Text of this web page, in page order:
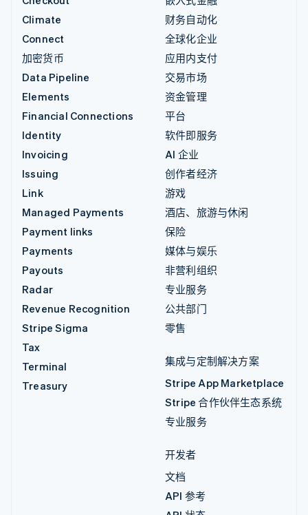
Climate
Connect
加密货币
Data Pipeline
Elements
Financial Connections
Identity
Invoicing
Issuing
Link
Managed Payments
Payment links
Payments
Payouts
Radar
Revenue Recognition
Stripe Sigma
Tax
Terminal
Treasury
财务自动化
全球化企业
应用内支付
交易市场
资金管理
平台
软件即服务
AI 企业
创作者经济
游戏
酒店、旅游与休闲
保险
媒体与娱乐
非营利组织
专业服务
公共部门
零售
集成与定制解决方案
Stripe App Marketplace
Stripe 合作伙伴生态系统
专业服务
开发者
文档
API 参考